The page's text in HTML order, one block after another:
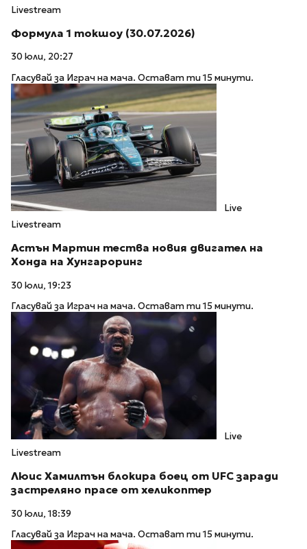
Livestream
Формула 1 токшоу (30.07.2026)
30 юли, 20:27
Гласувай за Играч на мача. Остават ти 15 минути.
Live
Livestream
Астън Мартин тества новия двигател на
Хонда на Хунгароринг
30 юли, 19:23
Гласувай за Играч на мача. Остават ти 15 минути.
Live
Livestream
Люис Хамилтън блокира боец от UFC заради
застреляно прасе от хеликоптер
30 юли, 18:39
Гласувай за Играч на мача. Остават ти 15 минути.